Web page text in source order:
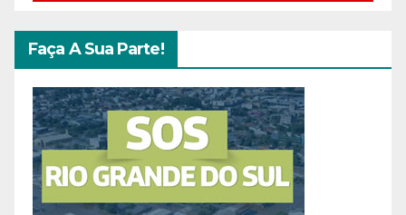
Faça A Sua Parte!